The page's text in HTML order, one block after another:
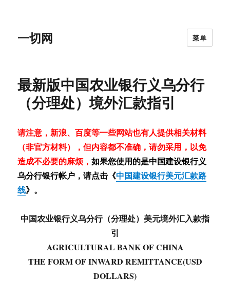
一切网 菜单
最新版中国农业银行义乌分行
（分理处）境外汇款指引
请注意，新浪、百度等一些网站也有人提供相关材料
（非官方材料），但内容都不准确，请勿采用，以免
造成不必要的麻烦，如果您使用的是中国建设银行义
乌分行银行帐户，请点击《中国建设银行美元汇款路
线》。
中国农业银行义乌分行（分理处）美元境外汇入款指
引
AGRICULTURAL BANK OF CHINA
THE FORM OF INWARD REMITTANCE(USD
DOLLARS)